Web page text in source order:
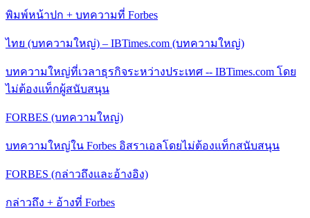
พิมพ์หน้าปก + บทความที่ Forbes
ไทย (บทความใหญ่) – IBTimes.com (บทความใหญ่)
บทความใหญ่ที่เวลาธุรกิจระหว่างประเทศ -- IBTimes.com โดย
ไม่ต้องแท็กผู้สนับสนุน
FORBES (บทความใหญ่)
บทความใหญ่ใน Forbes อิสราเอลโดยไม่ต้องแท็กสนับสนุน
FORBES (กล่าวถึงและอ้างอิง)
กล่าวถึง + อ้างที่ Forbes